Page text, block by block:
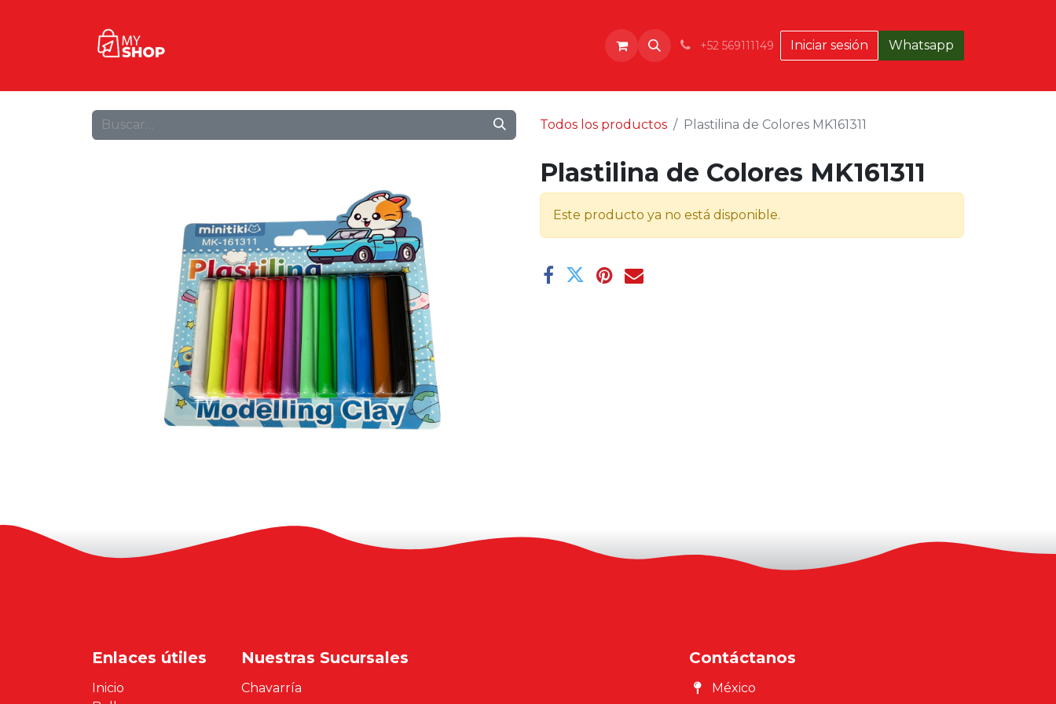
+52 569111149 Iniciar sesión Whatsapp
Todos los productos Plastilina de Colores MK161311
Plastilina de Colores MK161311
Este producto ya no está disponible.
Enlaces útiles
Inicio
Nuestras Sucursales
Chavarría
Contáctanos
México